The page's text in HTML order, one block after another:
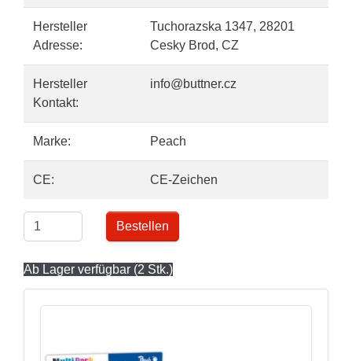
Hersteller
Adresse:
Tuchorazska 1347, 28201
Cesky Brod, CZ
Hersteller
Kontakt:
info@buttner.cz
Marke: Peach
CE: CE-Zeichen
Bestellen
Ab Lager verfügbar (2 Stk.)